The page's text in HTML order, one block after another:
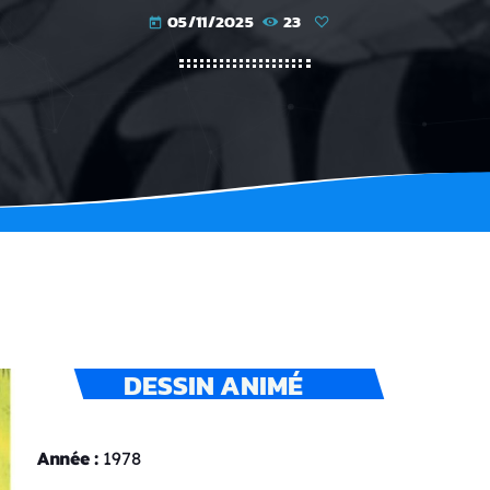
today 05/11/2025 23
DESSIN ANIMÉ
Année : 1978